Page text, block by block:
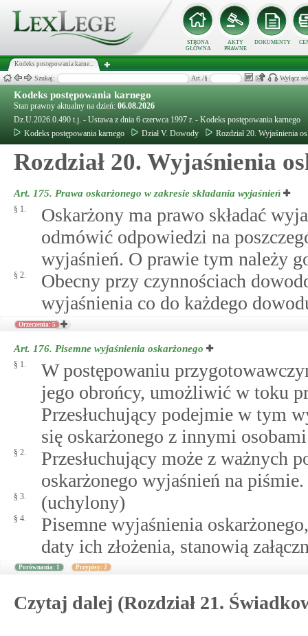
STRONA
GŁÓWNA
AKTY
PRAWNE
DOKUMENTY
Kodeks postępowania karne...
Szukaj: Art./§ Wyłącz
Kodeks postępowania karnego
Stan prawny aktualny na dzień: 06.08.2026
Dz.U.2026.0.490 t.j. - Ustawa z dnia 6 czerwca 1997 r. - Kodeks postępowania karnego
Kodeks postępowania karnego
Dział V. Dowody Rozdział 20. Wyjaśnienia
Rozdział 20. Wyjaśnienia
Art. 175. Prawa oskarżonego w zakresie składania wyjaśnień
§ 1.
Oskarżony ma prawo składać
odmówić odpowiedzi na
wyjaśnień. O prawie tym należy
§ 2.
Obecny przy czynnościach
wyjaśnienia co do każdego
Orzeczenia: 5
Art. 176. Pisemne wyjaśnienia oskarżonego
§ 1.
W postępowaniu
jego obrońcy, umożliwić w toku
Przesłuchujący podejmie w tym
się oskarżonego z innymi
§ 2.
Przesłuchujący może z ważnych
oskarżonego wyjaśnień na piśmie.
§ 3. (uchylony)
§ 4.
Pisemne wyjaśnienia
daty ich złożenia, stanowią
Porównania: 1 Przypisy: 2
Czytaj dalej (Rozdział 21.